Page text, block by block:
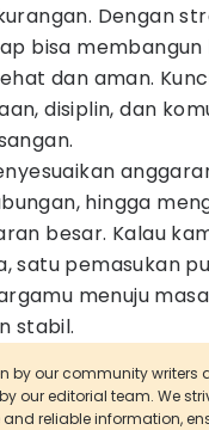
Dengan
bisa membangun
dan aman.
disiplin, dan
hingga
besar. Kalau
satu pemasukan
menuju
stabil.
by our community writers
our editorial team. We
reliable information,